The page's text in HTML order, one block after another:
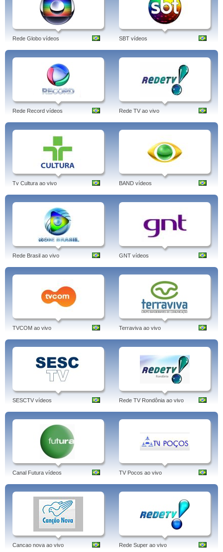
Rede Globo vídeos SBT vídeos
Rede Record vídeos Rede TV ao vivo
Tv Cultura ao vivo BAND vídeos
Rede Brasil ao vivo GNT vídeos
TVCOM ao vivo Terraviva ao vivo
SESCTV vídeos Rede TV Rondônia ao vivo
Canal Futura vídeos TV Pocos ao vivo
Cancao nova ao vivo Rede Super ao vivo